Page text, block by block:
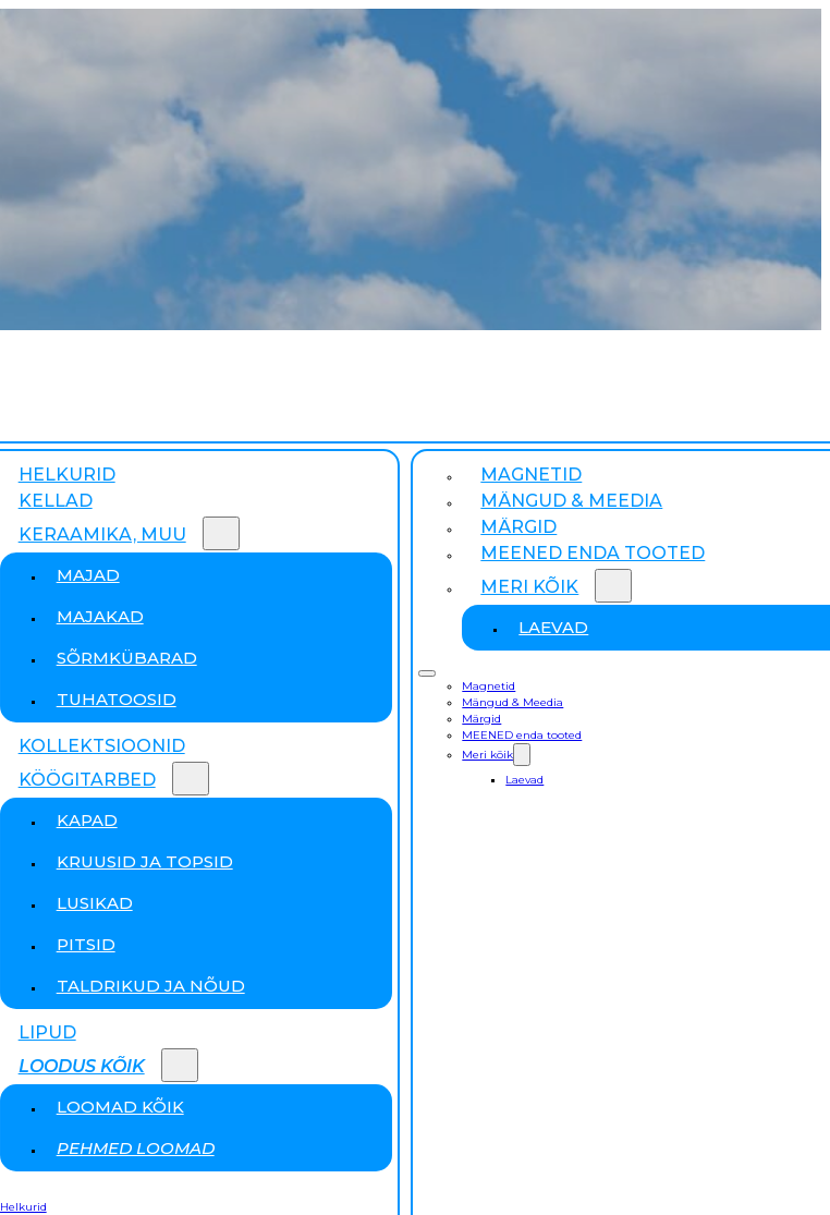
HELKURID
KELLAD
KERAAMIKA, MUU
MAJAD
MAJAKAD
SÕRMKÜBARAD
TUHATOOSID
KOLLEKTSIOONID
KÖÖGITARBED
KAPAD
KRUUSID JA TOPSID
LUSIKAD
PITSID
TALDRIKUD JA NÕUD
LIPUD
LOODUS KÕIK
LOOMAD KÕIK
PEHMED LOOMAD
Helkurid
MAGNETID
MÄNGUD & MEEDIA
MÄRGID
MEENED ENDA TOOTED
MERI KÕIK
LAEVAD
Magnetid
Mängud & Meedia
Märgid
MEENED enda tooted
Meri kõik
Laevad